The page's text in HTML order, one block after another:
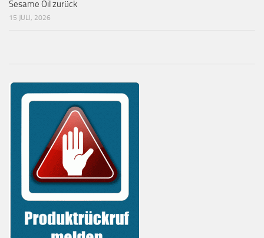
Sesame Oil zurück
15 JULI, 2026